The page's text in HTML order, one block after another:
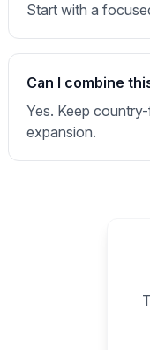
Start with a
Can I combine
Yes. Keep
expansion.